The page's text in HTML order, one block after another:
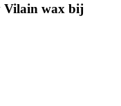
Vilain wax bij